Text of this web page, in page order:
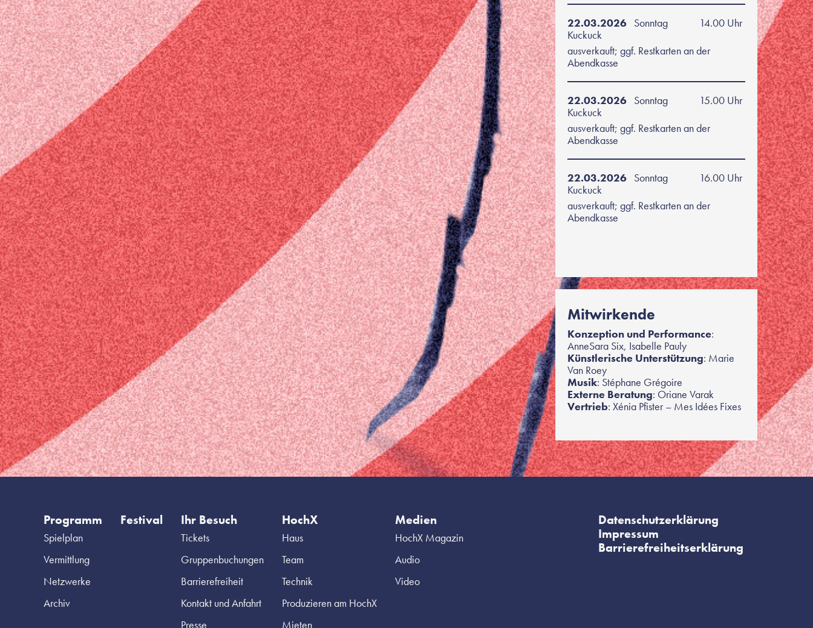
22.03.2026 Sonntag
14.00 Uhr
Kuckuck
ausverkauft; ggf. Restkarten an der
Abendkasse
22.03.2026 Sonntag
15.00 Uhr
Kuckuck
ausverkauft; ggf. Restkarten an der
Abendkasse
22.03.2026 Sonntag
16.00 Uhr
Kuckuck
ausverkauft; ggf. Restkarten an der
Abendkasse
Mitwirkende
Konzeption und Performance:
AnneSara Six, Isabelle Pauly
Künstlerische Unterstützung: Marie
Van Roey
Musik: Stéphane Grégoire
Externe Beratung: Oriane Varak
Vertrieb: Xénia Pfister – Mes Idées Fixes
Programm
Spielplan
Vermittlung
Netzwerke
Archiv
Festival Ihr Besuch
Tickets
Gruppenbuchungen
Barrierefreiheit
Kontakt und Anfahrt
Presse
HochX
Haus
Team
Technik
Produzieren am HochX
Mieten
Medien
HochX Magazin
Audio
Video
Datenschutzerklärung
Impressum
Barrierefreiheitserklärung